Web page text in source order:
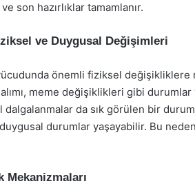
ve son hazırlıklar tamamlanır.
ve Duygusal Değişimleri
önemli fiziksel
meme değişiklikleri gibi durumlar
da sık görülen bir
durumlar yaşayabilir. Bu
Mekanizmaları